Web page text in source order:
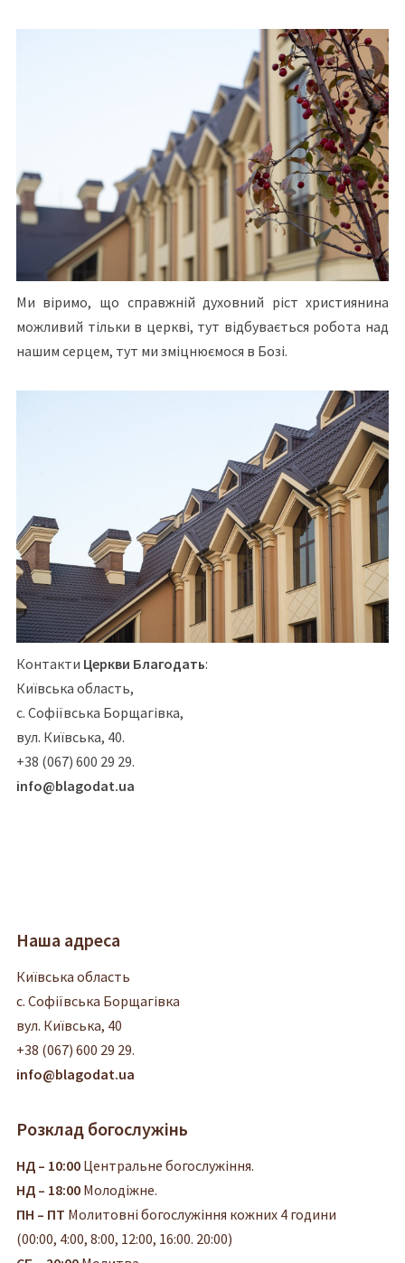
Ми віримо, що справжній духовний ріст християнина
можливий тільки в церкві, тут відбувається робота над
нашим серцем, тут ми зміцнюємося в Бозі.
Контакти Церкви Благодать:
Київська область,
с. Софіївська Борщагівка,
вул. Київська, 40.
+38 (067) 600 29 29.
info@blagodat.ua
Наша адреса
Київська область
с. Софіївська Борщагівка
вул. Київська, 40
+38 (067) 600 29 29.
info@blagodat.ua
Розклад богослужінь
НД – 10:00Центральне богослужіння.
НД – 18:00Молодіжне.
ПН – ПТ Молитовні богослужіння кожних 4 години
(00:00, 4:00, 8:00, 12:00, 16:00. 20:00)